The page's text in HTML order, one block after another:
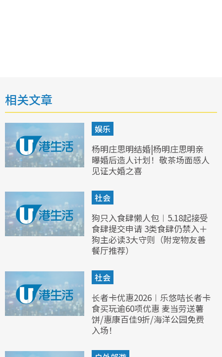
相关文章
娱乐
杨明庄思明结婚|杨明庄思明亲
曝婚后造人计划！敬茶场面感人
见证大婚之喜
社会
狗只入食肆懒人包︱5.18起接受
食肆提交申请 3类食肆仍禁入＋
狗主必读3大守则（附宠物友善
餐厅推荐）
社会
长者卡优惠2026︱乐悠咭长者卡
食买玩逾60项优惠 麦当劳送薯
饼/惠康百佳9折/海洋公园免费
入场！